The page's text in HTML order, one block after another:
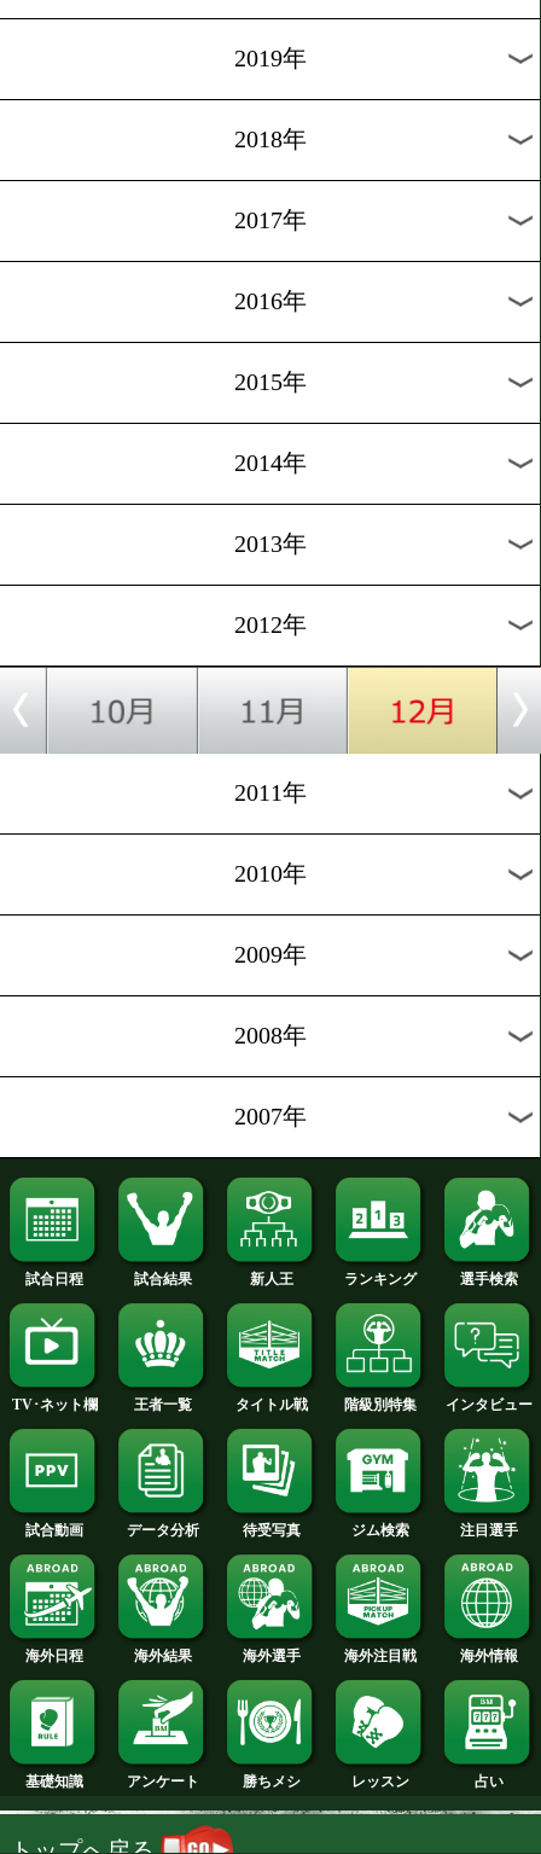
過去のニュース
2025年
2024年
2022年
2020年
2019年
2017年
2015年
2014年
2013年
2012年
2011年
2010年